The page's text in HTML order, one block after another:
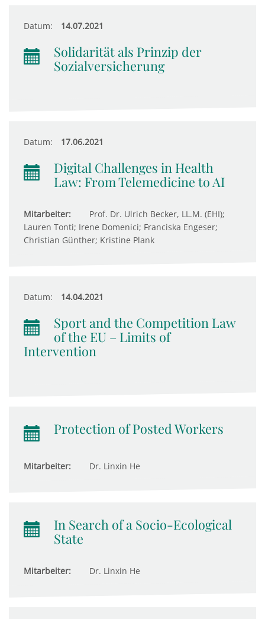
Datum: 14.07.2021
Solidarität als Prinzip der
Sozialversicherung
Datum: 17.06.2021
Digital Challenges in Health
Law: From Telemedicine to AI
Mitarbeiter:
Prof. Dr. Ulrich Becker, LL.M. (EHI);
Lauren Tonti; Irene Domenici; Franciska Engeser;
Christian Günther; Kristine Plank
Datum: 14.04.2021
Sport and the Competition Law
of the EU – Limits of
Intervention
Protection of Posted Workers
Mitarbeiter: Dr. Linxin He
In Search of a Socio-Ecological
State
Mitarbeiter: Dr. Linxin He